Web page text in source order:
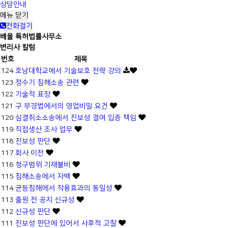
상담안내
메뉴 닫기
전화걸기
베율 특허법률사무소
변리사 칼럼
번호
제목
124 호남대학교에서 기술보호 전략 강의
123 정수기 침해소송 관련
122 기술적 표장
121 구 부경법에서의 영업비밀 요건
120 심결취소소송에서 진보성 결여 입증 책임
119 직접생산 조사 업무
118 진보성 판단
117 회사 이전
116 청구범위 기재불비
115 침해소송에서 자백
114 균등침해에서 작용효과의 동일성
113 출원 전 공지 신규성
112 신규성 판단
111 진보성 판단에 있어서 사후적 고찰